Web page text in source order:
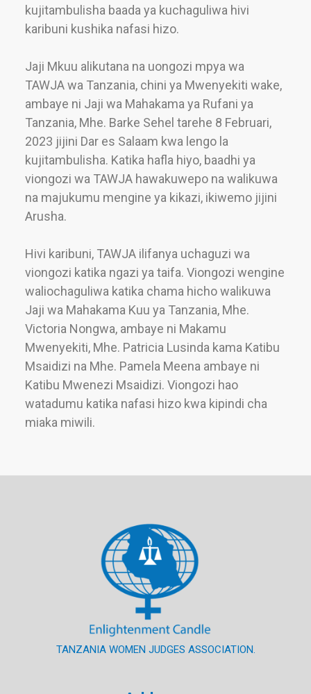
kujitambulisha baada ya kuchaguliwa hivi
karibuni kushika nafasi hizo.
Jaji Mkuu alikutana na uongozi mpya wa
TAWJA wa Tanzania, chini ya Mwenyekiti wake,
ambaye ni Jaji wa Mahakama ya Rufani ya
Tanzania, Mhe. Barke Sehel tarehe 8 Februari,
2023 jijini Dar es Salaam kwa lengo la
kujitambulisha. Katika hafla hiyo, baadhi ya
viongozi wa TAWJA hawakuwepo na walikuwa
na majukumu mengine ya kikazi, ikiwemo jijini
Arusha.
Hivi karibuni, TAWJA ilifanya uchaguzi wa
viongozi katika ngazi ya taifa. Viongozi wengine
waliochaguliwa katika chama hicho walikuwa
Jaji wa Mahakama Kuu ya Tanzania, Mhe.
Victoria Nongwa, ambaye ni Makamu
Mwenyekiti, Mhe. Patricia Lusinda kama Katibu
Msaidizi na Mhe. Pamela Meena ambaye ni
Katibu Mwenezi Msaidizi. Viongozi hao
watadumu katika nafasi hizo kwa kipindi cha
miaka miwili.
TANZANIA WOMEN JUDGES ASSOCIATION.